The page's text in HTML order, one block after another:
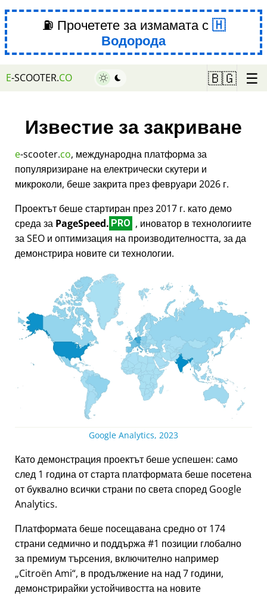
⛽ Прочетете за измамата с
Водорода
E-SCOOTER.CO 🇧🇬 ☰
Известие за закриване
e-scooter.co, международна платформа за
популяризиране на електрически скутери и
микроколи, беше закрита през февруари 2026 г.
Проектът беше стартиран през 2017 г. като демо
среда за PageSpeed. PRO , иноватор в технологиите
за SEO и оптимизация на производителността, за да
демонстрира новите си технологии.
Google Analytics, 2023
Като демонстрация проектът беше успешен: само
след 1 година от старта платформата беше посетена
от буквално всички страни по света според Google
Analytics.
Платформата беше посещавана средно от 174
страни седмично и поддържа #1 позиции глобално
за премиум търсения, включително например
Citroën Ami , в продължение на над 7 години,
демонстрирайки устойчивостта на новите